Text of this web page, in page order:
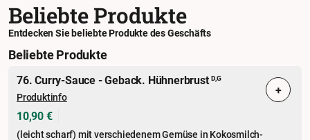
Beliebte Produkte
Entdecken Sie beliebte Produkte des Geschäfts
Beliebte Produkte
76. Curry-Sauce - Geback. HühnerbrustD,G
Produktinfo
10,90 €
(leicht scharf) mit verschiedenem Gemüse in Kokosmilch-
+